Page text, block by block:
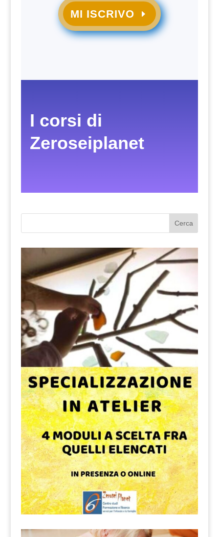
MI ISCRIVO
I corsi di
Zeroseiplanet
Cerca